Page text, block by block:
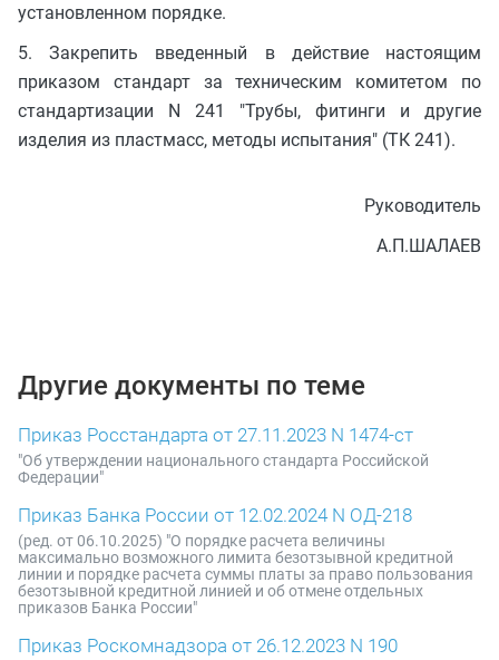
установленном порядке.
5. Закрепить введенный в действие настоящим
приказом стандарт за техническим комитетом по
стандартизации N 241 "Трубы, фитинги и другие
изделия из пластмасс, методы испытания" (ТК 241).
Руководитель
А.П.ШАЛАЕВ
Другие документы по теме
Приказ Росстандарта от 27.11.2023 N 1474-ст
"Об утверждении национального стандарта Российской
Федерации"
Приказ Банка России от 12.02.2024 N ОД-218
(ред. от 06.10.2025) "О порядке расчета величины
максимально возможного лимита безотзывной кредитной
линии и порядке расчета суммы платы за право пользования
безотзывной кредитной линией и об отмене отдельных
приказов Банка России"
Приказ Роскомнадзора от 26.12.2023 N 190